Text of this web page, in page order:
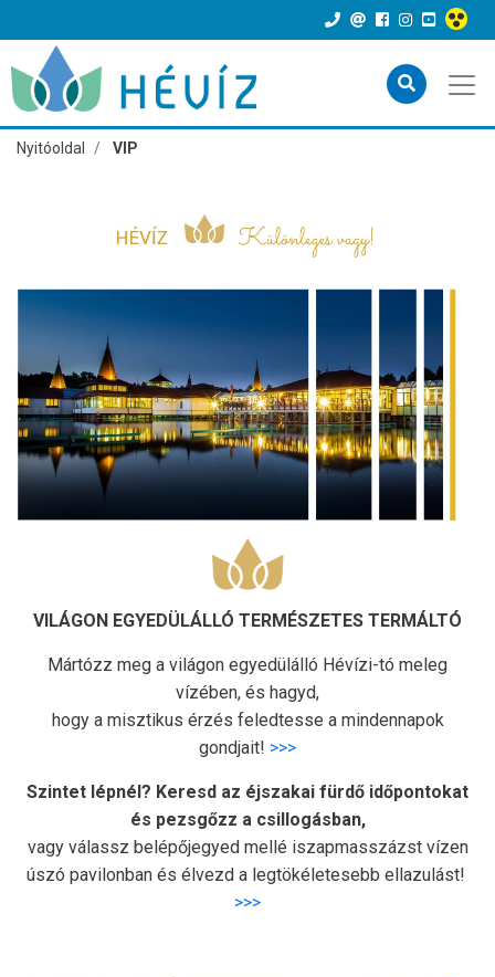
Nyitóoldal VIP
VILÁGON EGYEDÜLÁLLÓ TERMÉSZETES TERMÁLTÓ
Mártózz meg a világon egyedülálló Hévízi-tó meleg
vízében, és hagyd,
hogy a misztikus érzés feledtesse a mindennapok
gondjait! >>>
Szintet lépnél? Keresd az éjszakai fürdő időpontokat
és pezsgőzz a csillogásban,
vagy válassz belépőjegyed mellé iszapmasszázst vízen
úszó pavilonban és élvezd a legtökéletesebb ellazulást!
>>>